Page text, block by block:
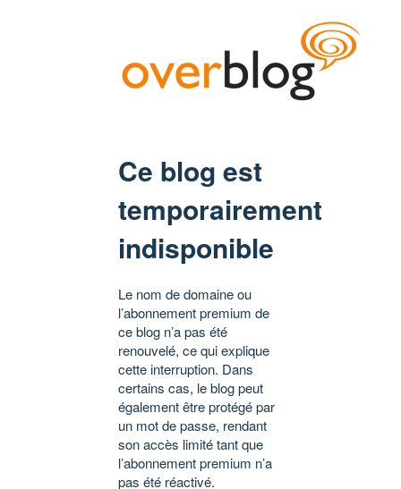
Ce blog est
temporairement
indisponible
Le nom de domaine ou
l’abonnement premium de
ce blog n’a pas été
renouvelé, ce qui explique
cette interruption. Dans
certains cas, le blog peut
également être protégé par
un mot de passe, rendant
son accès limité tant que
l’abonnement premium n’a
pas été réactivé.